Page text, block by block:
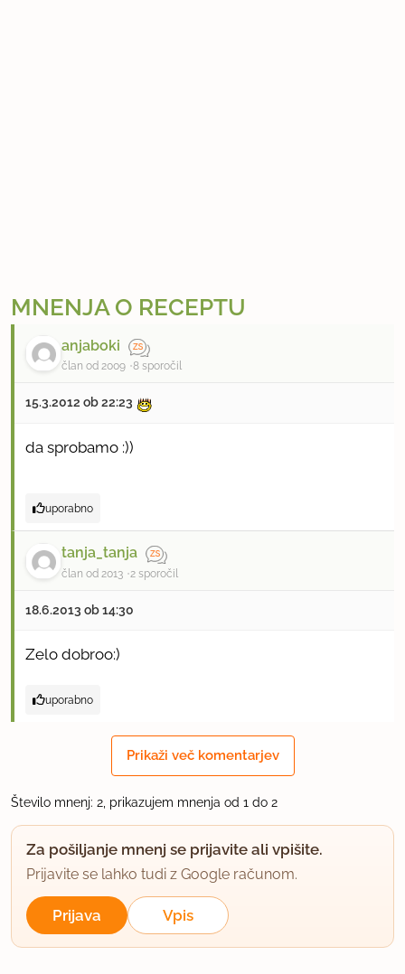
MNENJA O RECEPTU
anjaboki
član od 2009 8 sporočil
15.3.2012 ob 22:23
da sprobamo :))
uporabno
tanja_tanja
član od 2013 2 sporočil
18.6.2013 ob 14:30
Zelo dobroo:)
uporabno
Prikaži več komentarjev
Število mnenj: 2, prikazujem mnenja od 1 do 2
Za pošiljanje mnenj se prijavite ali vpišite.
Prijavite se lahko tudi z Google računom.
Prijava Vpis